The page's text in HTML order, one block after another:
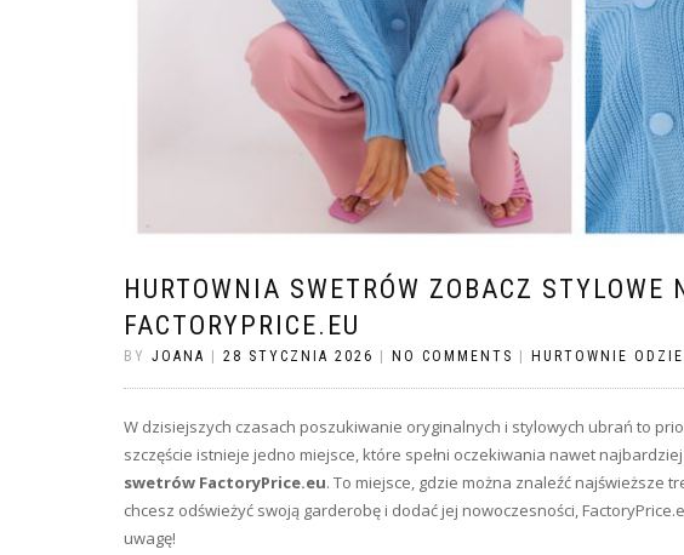
HURTOWNIA SWETRÓW ZOBACZ STYLOWE
FACTORYPRICE.EU
BY JOANA 28 STYCZNIA 2026 NO COMMENTS HURTOWNIE
W dzisiejszych czasach poszukiwanie oryginalnych i stylowych ubrań to
szczęście istnieje jedno miejsce, które spełni oczekiwania nawet
swetrów FactoryPrice.eu. To miejsce, gdzie można znaleźć najświeższe
chcesz odświeżyć swoją garderobę i dodać jej nowoczesności,
uwagę!